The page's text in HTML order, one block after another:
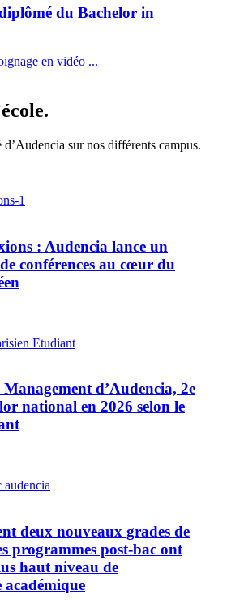
du Bachelor in
en vidéo ...
sur nos différents campus.
: Audencia lance un
conférences au cœur du
d’Audencia, 2e
national en 2026 selon le
deux nouveaux grades de
programmes post-bac ont
haut niveau de
académique